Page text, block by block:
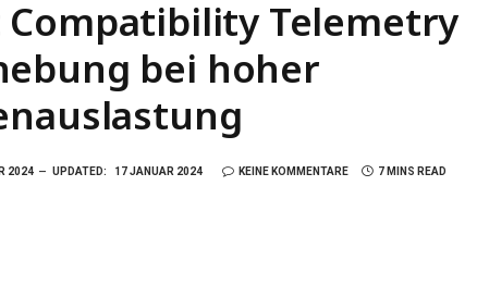
Telemetry
bei hoher
2024 UPDATED: 17 JANUAR 2024 KEINE KOMMENTARE 7 MINS READ